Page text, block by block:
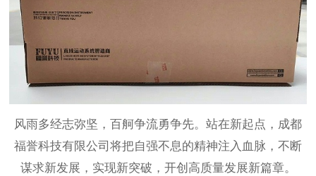
风雨多经志弥坚，百舸争流勇争先。站在新起点，成都
福誉科技有限公司将把自强不息的精神注入血脉，不断
谋求新发展，实现新突破，开创高质量发展新篇章。